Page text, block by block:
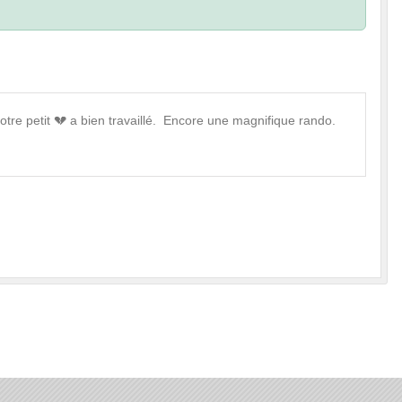
petit 💔 a bien travaillé. Encore une magnifique rando.